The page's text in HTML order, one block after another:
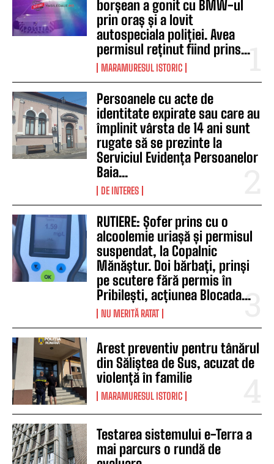
borșean a gonit cu BMW-ul
prin oraș și a lovit
autospeciala poliției. Avea
permisul reținut fiind prins...
MARAMURESUL ISTORIC
Persoanele cu acte de
identitate expirate sau care au
împlinit vârsta de 14 ani sunt
rugate să se prezinte la
Serviciul Evidența Persoanelor
Baia...
DE INTERES
RUTIERE: Șofer prins cu o
alcoolemie uriașă și permisul
suspendat, la Copalnic
Mănăștur. Doi bărbați, prinși
pe scutere fără permis în
Pribilești, acțiunea Blocada...
NU MERITĂ RATAT
Arest preventiv pentru tânărul
din Săliștea de Sus, acuzat de
violență în familie
MARAMURESUL ISTORIC
Testarea sistemului e-Terra a
mai parcurs o rundă de